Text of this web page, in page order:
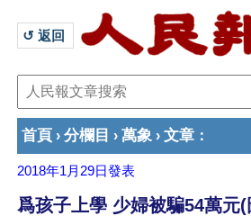
↺ 返回
首頁 › 分欄目 › 萬象 › 文章 ：
2018年1月29日發表
爲孩子上學 少婦被騙54萬元(